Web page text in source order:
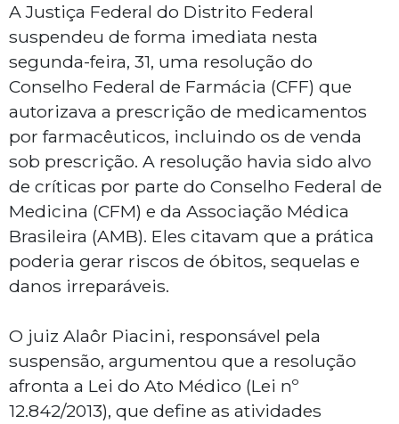
A Justiça Federal do Distrito Federal
suspendeu de forma imediata nesta
segunda-feira, 31, uma resolução do
Conselho Federal de Farmácia (CFF) que
autorizava a prescrição de medicamentos
por farmacêuticos, incluindo os de venda
sob prescrição. A resolução havia sido alvo
de críticas por parte do Conselho Federal de
Medicina (CFM) e da Associação Médica
Brasileira (AMB). Eles citavam que a prática
poderia gerar riscos de óbitos, sequelas e
danos irreparáveis.
O juiz Alaôr Piacini, responsável pela
suspensão, argumentou que a resolução
afronta a Lei do Ato Médico (Lei nº
12.842/2013), que define as atividades